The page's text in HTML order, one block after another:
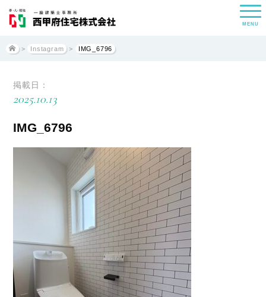
MENU
> Instagram > IMG_6796
掲載日：
2025.10.13
IMG_6796